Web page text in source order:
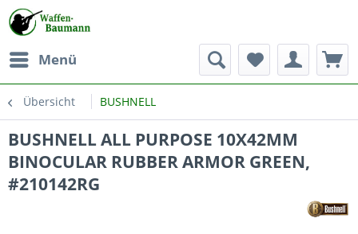
Menü
Übersicht BUSHNELL
BUSHNELL ALL PURPOSE 10X42MM
BINOCULAR RUBBER ARMOR GREEN,
#210142RG